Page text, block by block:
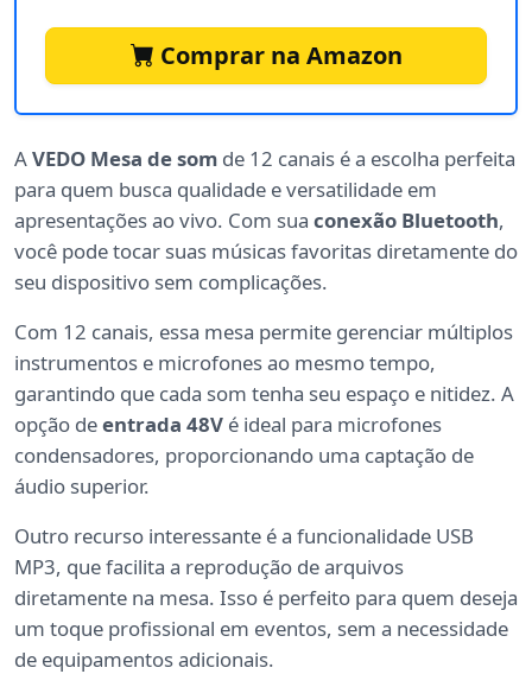
Comprar na Amazon
AVEDO Mesa de som de 12 canais é a escolha perfeita
para quem busca qualidade e versatilidade em
apresentações ao vivo. Com sua conexão Bluetooth,
você pode tocar suas músicas favoritas diretamente do
seu dispositivo sem complicações.
Com 12 canais, essa mesa permite gerenciar múltiplos
instrumentos e microfones ao mesmo tempo,
garantindo que cada som tenha seu espaço e nitidez. A
opção deentrada 48V é ideal para microfones
condensadores, proporcionando uma captação de
áudio superior.
Outro recurso interessante é a funcionalidade USB
MP3, que facilita a reprodução de arquivos
diretamente na mesa. Isso é perfeito para quem deseja
um toque profissional em eventos, sem a necessidade
de equipamentos adicionais.